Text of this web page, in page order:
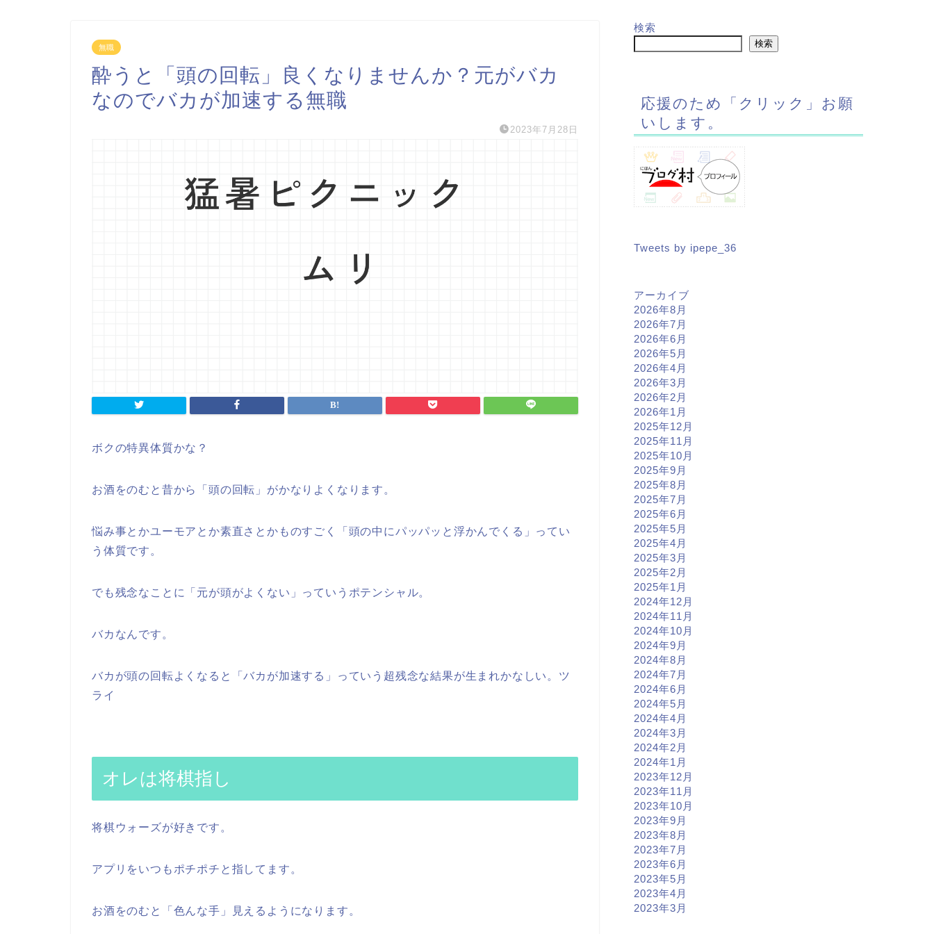
無職
酔うと「頭の回転」良くなりませんか？元がバカ
なのでバカが加速する無職
2023年7月28日
ボクの特異体質かな？
お酒をのむと昔から「頭の回転」がかなりよくなります。
悩み事とかユーモアとか素直さとかものすごく「頭の中にパッパッと浮かんでくる」ってい
う体質です。
でも残念なことに「元が頭がよくない」っていうポテンシャル。
バカなんです。
バカが頭の回転よくなると「バカが加速する」っていう超残念な結果が生まれかなしい。ツ
ライ
オレは将棋指し
将棋ウォーズが好きです。
アプリをいつもポチポチと指してます。
お酒をのむと「色んな手」見えるようになります。
検索
検索
応援のため「クリック」お願
いします。
Tweets by ipepe_36
アーカイブ
2026年8月
2026年7月
2026年6月
2026年5月
2026年4月
2026年3月
2026年2月
2026年1月
2025年12月
2025年11月
2025年10月
2025年9月
2025年8月
2025年7月
2025年6月
2025年5月
2025年4月
2025年3月
2025年2月
2025年1月
2024年12月
2024年11月
2024年10月
2024年9月
2024年8月
2024年7月
2024年6月
2024年5月
2024年4月
2024年3月
2024年2月
2024年1月
2023年12月
2023年11月
2023年10月
2023年9月
2023年8月
2023年7月
2023年6月
2023年5月
2023年4月
2023年3月